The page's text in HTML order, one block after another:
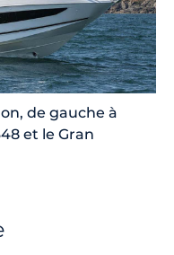
de gauche à
et le Gran